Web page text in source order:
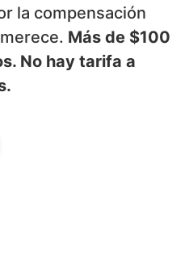
la compensación
Más de $100
No hay tarifa a